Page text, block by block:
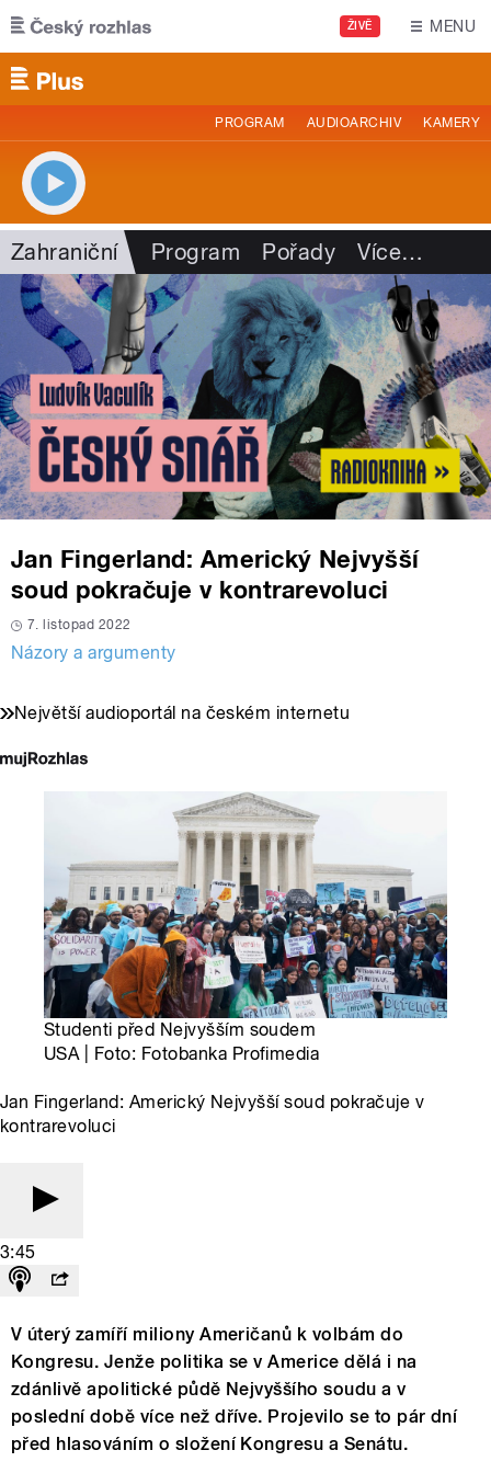
Přejít k hlavnímu obsahu
ŽIVĚ MENU
PROGRAM AUDIOARCHIV KAMERY
Zahraniční Program Pořady Více…
Jan Fingerland: Americký Nejvyšší
soud pokračuje v kontrarevoluci
7. listopad 2022
Názory a argumenty
Největší audioportál na českém internetu
Studenti před Nejvyšším soudem
USA | Foto: Fotobanka Profimedia
Jan Fingerland: Americký Nejvyšší soud pokračuje v
kontrarevoluci
3:45
V úterý zamíří miliony Američanů k volbám do
Kongresu. Jenže politika se v Americe dělá i na
zdánlivě apolitické půdě Nejvyššího soudu a v
poslední době více než dříve. Projevilo se to pár dní
před hlasováním o složení Kongresu a Senátu.